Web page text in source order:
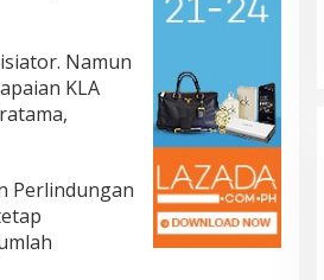
Namun
KLA
Perlindungan